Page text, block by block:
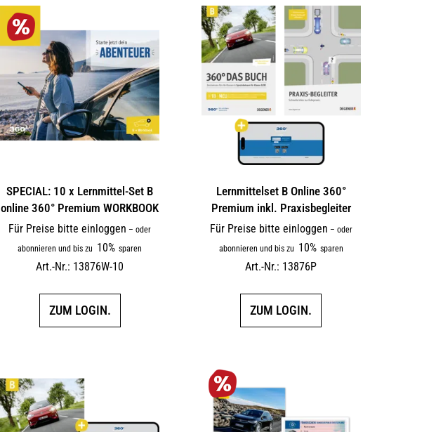
SPECIAL: 10 x Lernmittel-Set B
online 360° Premium WORKBOOK
Für Preise bitte einloggen – oder
abonnieren und bis zu 10% sparen
Art.-Nr.: 13876W-10
ZUM LOGIN.
Lernmittelset B Online 360°
Premium inkl. Praxisbegleiter
Für Preise bitte einloggen – oder
abonnieren und bis zu 10% sparen
Art.-Nr.: 13876P
ZUM LOGIN.